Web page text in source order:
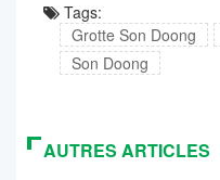
Tags:
Grotte Son Doong
Son Doong
AUTRES ARTICLES